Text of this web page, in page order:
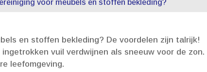
voor meubels en stoffen bekleding?
en stoffen bekleding? De voordelen zijn talrijk!
vuil verdwijnen als sneeuw voor de zon.​
leefomgeving.​